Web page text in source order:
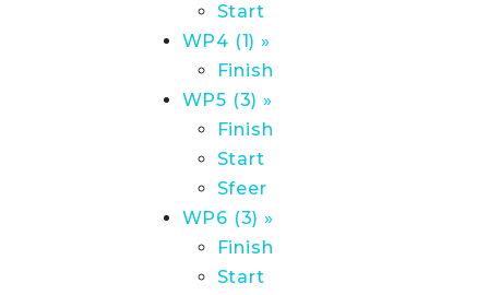
Start
WP4 (1) »
Finish
WP5 (3) »
Finish
Start
Sfeer
WP6 (3) »
Finish
Start